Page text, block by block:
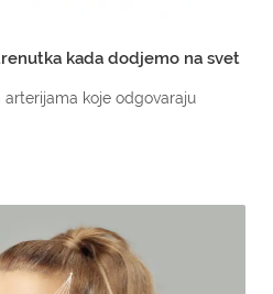
kada dodjemo na svet
arterijama koje odgovaraju